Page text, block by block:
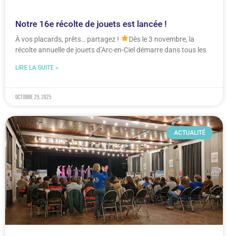
Notre 16e récolte de jouets est lancée !
À vos placards, prêts… partagez !
Dès le 3 novembre, la
récolte annuelle de jouets d’Arc-en-Ciel démarre dans tous les
LIRE LA SUITE »
octobre 29, 2025
ACTUALITÉ